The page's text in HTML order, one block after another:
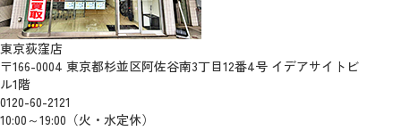
東京荻窪店
〒166-0004 東京都杉並区阿佐谷南3丁目12番4号 イデアサイトビ
ル1階
0120-60-2121
10:00～19:00（火・水定休）